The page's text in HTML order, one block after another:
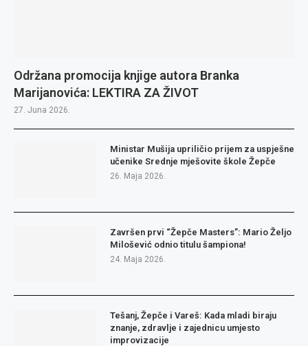
Održana promocija knjige autora Branka
Marijanovića: LEKTIRA ZA ŽIVOT
27. Juna 2026.
Ministar Mušija upriličio prijem za uspješne
učenike Srednje mješovite škole Žepče
26. Maja 2026.
Završen prvi “Žepče Masters”: Mario Željo
Milošević odnio titulu šampiona!
24. Maja 2026.
Tešanj, Žepče i Vareš: Kada mladi biraju
znanje, zdravlje i zajednicu umjesto
improvizacije